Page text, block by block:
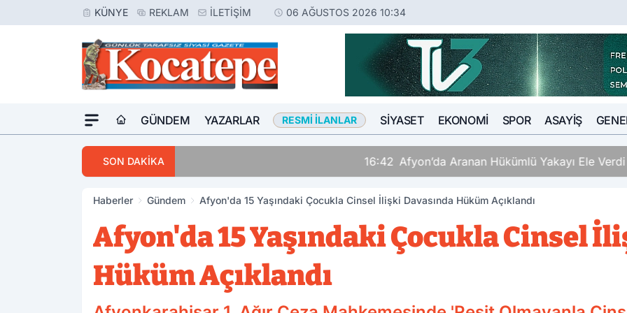
KÜNYE REKLAM İLETIŞIM 06 AĞUSTOS 2026 10:34
GÜNDEM YAZARLAR RESMI İLANLAR SIYASET EKONOMI SPOR ASAYIŞ
SON DAKİKA Afyon’da Aranan Hükümlü Yakayı Ele Verdi
Haberler Gündem Afyon'da 15 Yaşındaki Çocukla Cinsel İlişki Davasında Hüküm Açıklandı
Afyon'da 15 Yaşındaki Çocukla Cinsel
Hüküm Açıklandı